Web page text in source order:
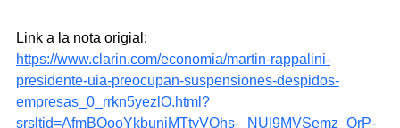
Link a la nota origial:
https://www.clarin.com/economia/martin-rappalini-
presidente-uia-preocupan-suspensiones-despidos-
empresas_0_rrkn5yezlO.html?
srsltid=AfmBOooYkbuniMTtyVOhs-_NUI9MVSemz_OrP-